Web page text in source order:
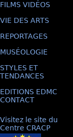
FILMS VIDÉOS
VIE DES ARTS
REPORTAGES
MUSÉOLOGIE
STYLES ET
TENDANCES
EDITIONS EDMC
CONTACT
Visitez le site du
Centre CRACP